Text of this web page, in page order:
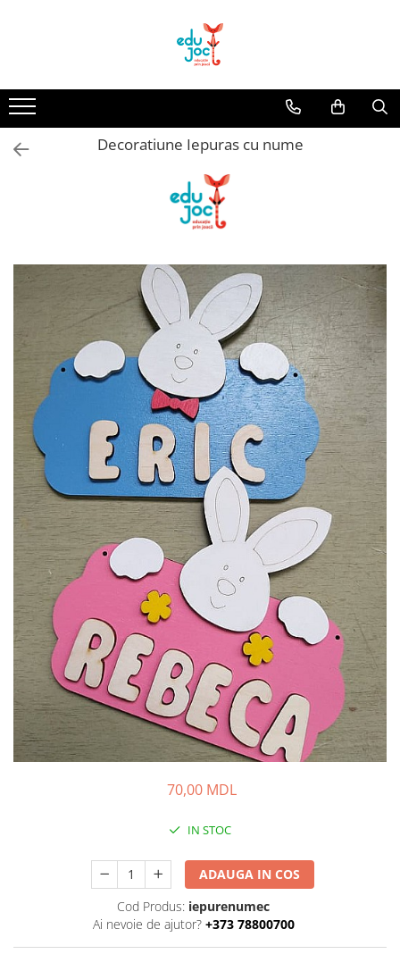
1-2 ani
3-4 ani
5-7 ani
Decoratiune Iepuras cu nume
70,00 MDL
IN STOC
ADAUGA IN COS
Cod Produs: iepurenumec
Ai nevoie de ajutor? +373 78800700